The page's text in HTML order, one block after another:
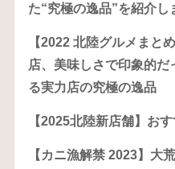
た“究極の逸品”を紹介
【2022 北陸グルメまと
店、美味しさで印象的
る実力店の究極の逸品
【2025北陸新店舗】お
【カニ漁解禁 2023】大